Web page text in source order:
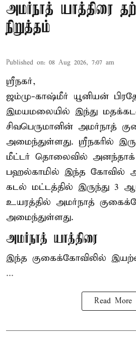
அமர்நாத் யாத்திரை
நிறுத்தம்
Published on: 08 Aug 2026, 7:07 am
ஸ்ரீநகர்,
ஜம்மு-காஷ்மீர் யூனியன்
இமயமலையில் இந்து
சிவபெருமானின் அமர்நாத்
அமைந்துள்ளது. ஸ்ரீநகரில்
மீட்டர் தொலைவில் அனந்தாக்
பஹல்காமில் இந்த கோவில்
கடல் மட்டத்தில் இருந்து 3
உயரத்தில் அமர்நாத்
அமைந்துள்ளது.
அமர்நாத் யாத்திரை
இந்த குகைக்கோவிலில்
...
Read More